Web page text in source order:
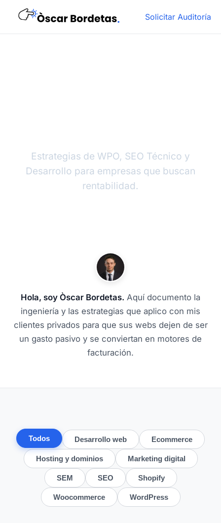
Solicitar Auditoría
Estrategias de WPO, SEO Técnico y
Desarrollo para empresas que buscan
rentabilidad.
Hola, soy Òscar Bordetas. Aquí documento la
ingeniería y las estrategias que aplico con mis
clientes privados para que sus webs dejen de ser
un gasto pasivo y se conviertan en motores de
facturación.
Todos Desarrollo web Ecommerce
Hosting y dominios Marketing digital
SEM SEO Shopify
Woocommerce WordPress